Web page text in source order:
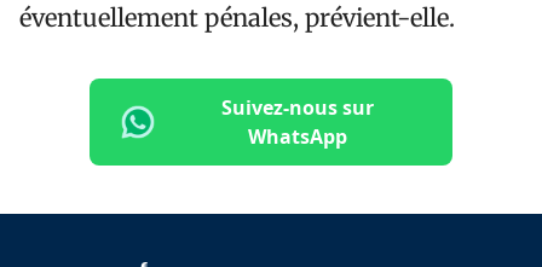
éventuellement pénales, prévient-elle.
Suivez-nous sur
WhatsApp